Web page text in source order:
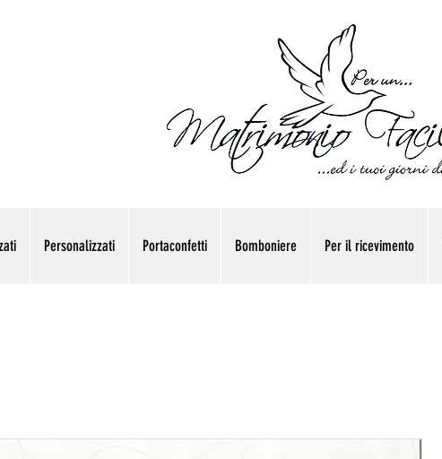
Personalizzati Portaconfetti Bomboniere Per il ricevimento